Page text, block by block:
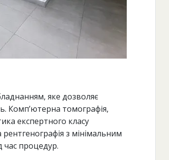
яке дозволяє
Комп’ютерна томографія,
експертного класу
з мінімальним
час процедур.